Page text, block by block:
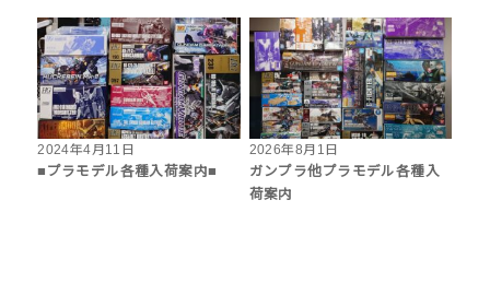
2024年4月11日
■プラモデル各種入荷案内■
2026年8月1日
ガンプラ他プラモデル各種入
荷案内